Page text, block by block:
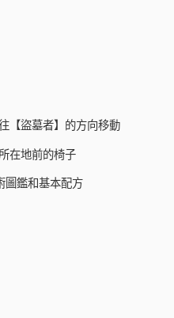
【盜墓者】的方向移動
在地前的椅子
圖鑑和基本配方